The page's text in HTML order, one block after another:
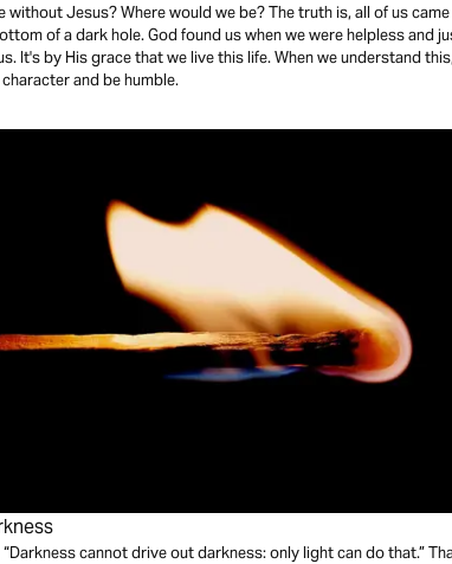
without Jesus? Where would we be? The truth is, all of us
of a dark hole. God found us when we were helpless and
It's by His grace that we live this life. When we understand
and be humble.
cannot drive out darkness: only light can do that.” That is